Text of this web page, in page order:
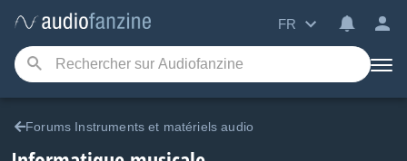
FR
Forums Instruments et matériels audio